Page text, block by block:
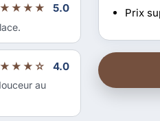
5.0
4.0
au
Prix